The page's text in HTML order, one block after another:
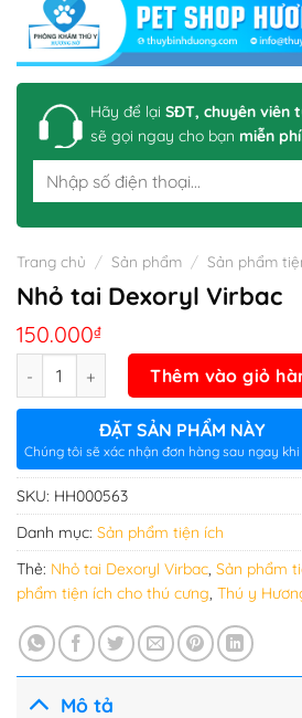
Hãy để lại SĐT, chuyên viên
sẽ gọi ngay cho bạn miễn
Trang chủ / Sản phẩm / Sản phẩm
Nhỏ tai Dexoryl Virbac
150.000₫
Thêm vào giỏ
ĐẶT SẢN PHẨM NÀY
Chúng tôi sẽ xác nhận đơn hàng sau ngay
SKU: HH000563
Danh mục: Sản phẩm tiện ích
Thẻ: Nhỏ tai Dexoryl Virbac, Sản phẩm
phẩm tiện ích cho thú cưng, Thú y
Mô tả